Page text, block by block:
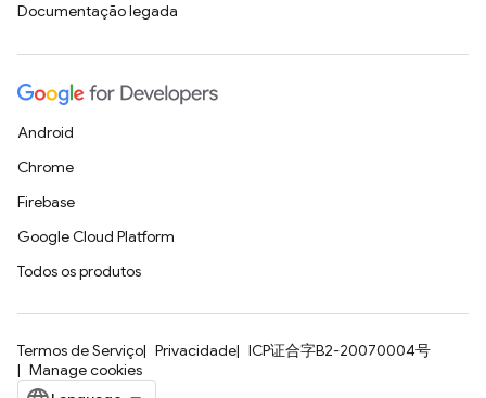
Documentação legada
Android
Chrome
Firebase
Google Cloud Platform
Todos os produtos
Termos de Serviço Privacidade
ICP证合字B2-20070004号
Manage cookies